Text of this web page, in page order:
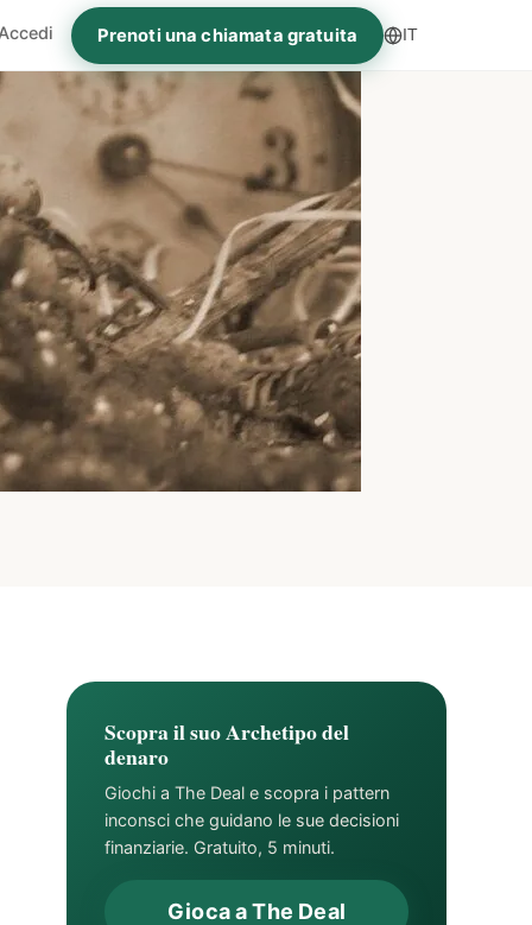
Accedi Prenoti una chiamata gratuita IT
Scopra il suo Archetipo del
denaro
Giochi a The Deal e scopra i pattern
inconsci che guidano le sue decisioni
finanziarie. Gratuito, 5 minuti.
Gioca a The Deal